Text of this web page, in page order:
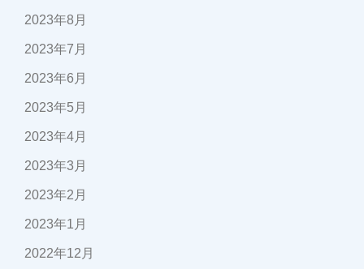
2023年8月
2023年7月
2023年6月
2023年5月
2023年4月
2023年3月
2023年2月
2023年1月
2022年12月